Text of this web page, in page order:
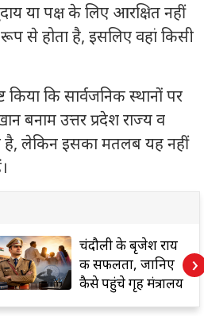
या पक्ष के लिए आरक्षित नहीं
से होता है, इसलिए वहां किसी
कि सार्वजनिक स्थानों पर
बनाम उत्तर प्रदेश राज्य व
है, लेकिन इसका मतलब यह नहीं
SSP का बड़ा एक्शन!
लापरवाही पर उप
निरीक्षक तत्काल
निलंबित
›